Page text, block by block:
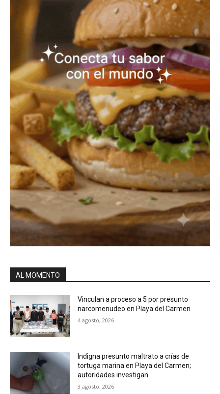
AL MOMENTO
Vinculan a proceso a 5 por presunto
narcomenudeo en Playa del Carmen
4 agosto, 2026
Indigna presunto maltrato a crías de
tortuga marina en Playa del Carmen;
autoridades investigan
3 agosto, 2026